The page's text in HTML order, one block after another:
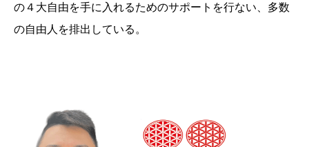
の４大自由を手に入れるためのサポートを行ない、多数
の自由人を排出している。